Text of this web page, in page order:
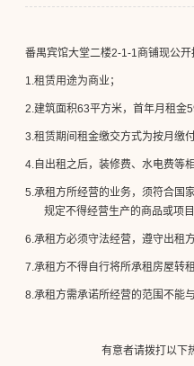
番禺宾馆大堂二楼2-1-1商铺现公
1.租赁用途为商业；
2.建筑面积63平方米，首年月租金
3.租赁期间租金缴交方式为按月缴
4.自出租之后，装修费、水电费等
5.承租方所经营的业务，须符合国
规定不得经营生产的商品或项
6.承租方必须守法经营，遵守出租
7.承租方不得自行将所承租房屋转
8.承租方需承诺所经营的范围不能
有意者请拨打以下